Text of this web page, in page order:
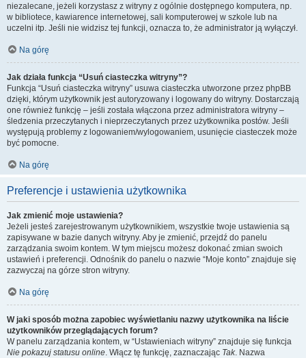
niezalecane, jeżeli korzystasz z witryny z ogólnie dostępnego komputera, np.
w bibliotece, kawiarence internetowej, sali komputerowej w szkole lub na
uczelni itp. Jeśli nie widzisz tej funkcji, oznacza to, że administrator ją wyłączył.
Na górę
Jak działa funkcja “Usuń ciasteczka witryny”?
Funkcja “Usuń ciasteczka witryny” usuwa ciasteczka utworzone przez phpBB
dzięki, którym użytkownik jest autoryzowany i logowany do witryny. Dostarczają
one również funkcję – jeśli została włączona przez administratora witryny –
śledzenia przeczytanych i nieprzeczytanych przez użytkownika postów. Jeśli
występują problemy z logowaniem/wylogowaniem, usunięcie ciasteczek może
być pomocne.
Na górę
Preferencje i ustawienia użytkownika
Jak zmienić moje ustawienia?
Jeżeli jesteś zarejestrowanym użytkownikiem, wszystkie twoje ustawienia są
zapisywane w bazie danych witryny. Aby je zmienić, przejdź do panelu
zarządzania swoim kontem. W tym miejscu możesz dokonać zmian swoich
ustawień i preferencji. Odnośnik do panelu o nazwie “Moje konto” znajduje się
zazwyczaj na górze stron witryny.
Na górę
W jaki sposób można zapobiec wyświetlaniu nazwy użytkownika na liście
użytkowników przeglądających forum?
W panelu zarządzania kontem, w “Ustawieniach witryny” znajduje się funkcja
Nie pokazuj statusu online. Włącz tę funkcję, zaznaczając Tak. Nazwa